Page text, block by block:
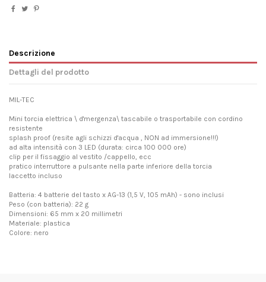
Descrizione
Dettagli del prodotto
MIL-TEC
Mini torcia elettrica \ d'mergenza\ tascabile o trasportabile con cordino
resistente
splash proof (resite agli schizzi d'acqua , NON ad immersione!!!)
ad alta intensità con 3 LED (durata: circa 100 000 ore)
clip per il fissaggio al vestito /cappello, ecc
pratico interruttore a pulsante nella parte inferiore della torcia
laccetto incluso
Batteria: 4 batterie del tasto x AG-13 (1,5 V, 105 mAh) - sono inclusi
Peso (con batteria): 22 g
Dimensioni: 65 mm x 20 millimetri
Materiale: plastica
Colore: nero